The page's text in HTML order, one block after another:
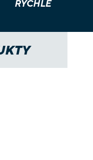
RYCHLE